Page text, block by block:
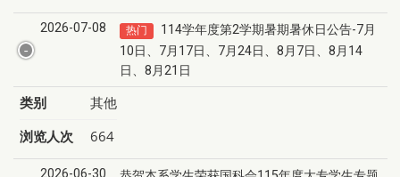
2026-07-08 热门
114学年度第2学期暑期暑休日公告-7月
10日、7月17日、7月24日、8月7日、8月14
日、8月21日
类别
其他
浏览人次
664